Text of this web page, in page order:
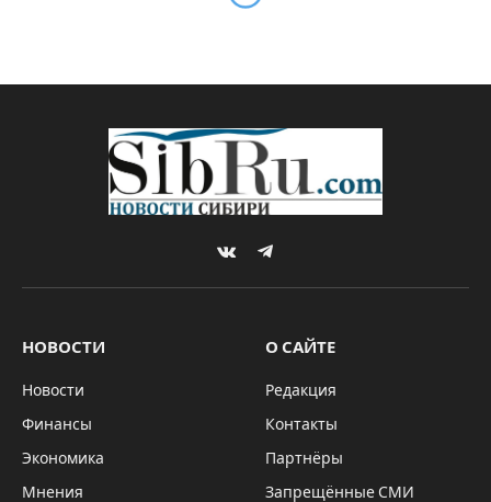
вошла в топ-3 по вводу
многоквартирных домов в
России
21.04.2024 НЕДВИЖИМОСТЬ